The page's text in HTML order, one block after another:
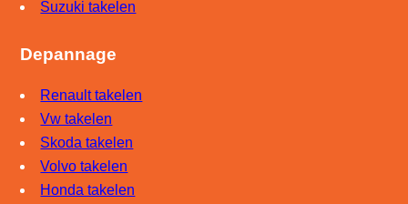
Suzuki takelen
Depannage
Renault takelen
Vw takelen
Skoda takelen
Volvo takelen
Honda takelen